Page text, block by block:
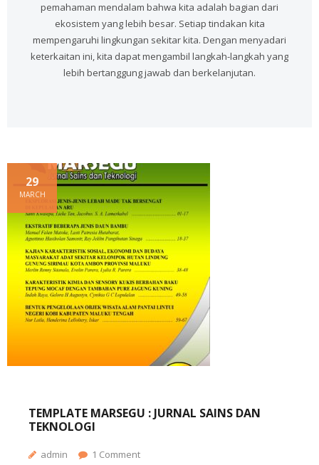
pemahaman mendalam bahwa kita adalah bagian dari
ekosistem yang lebih besar. Setiap tindakan kita
mempengaruhi lingkungan sekitar kita. Dengan menyadari
keterkaitan ini, kita dapat mengambil langkah-langkah yang
lebih bertanggung jawab dan berkelanjutan.
TEMPLATE MARSEGU : JURNAL SAINS DAN
TEKNOLOGI
29
MARCH
admin 1 Comment